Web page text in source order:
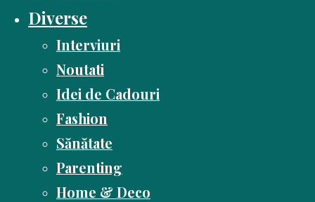
Diverse
Interviuri
Noutati
Idei de Cadouri
Fashion
Sănătate
Parenting
Home & Deco